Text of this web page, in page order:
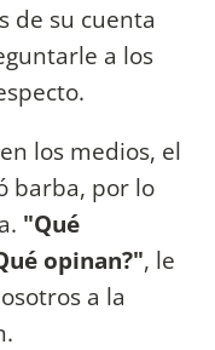
de su cuenta
a los
los medios, el
barba, por lo
"Qué
opinan?", le
a la